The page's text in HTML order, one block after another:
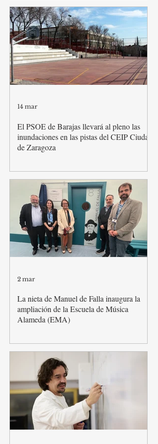
El PSOE de Barajas llevará al pleno las
inundaciones en las pistas del CEIP Ciudad
de Zaragoza
14 mar
La nieta de Manuel de Falla inaugura la
ampliación de la Escuela de Música
Alameda (EMA)
2 mar